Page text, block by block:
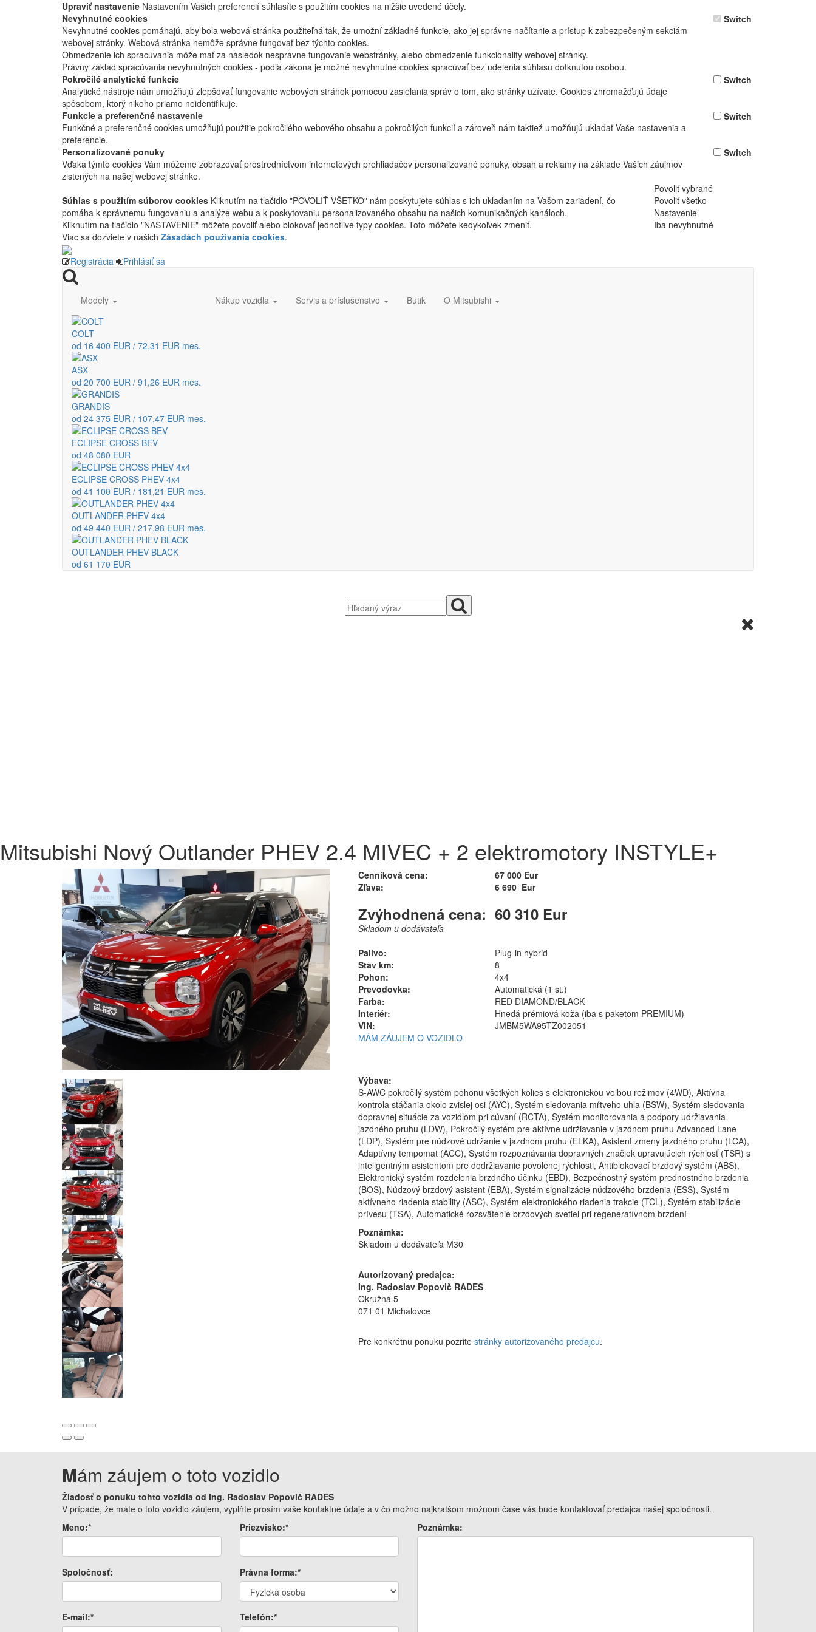
Upraviť nastavenie Nastavením Vašich preferencií súhlasíte s použitím cookies na nižšie uvedené účely.
Nevyhnutné cookies
Nevyhnutné cookies pomáhajú, aby bola webová stránka použiteľná tak, že umožní základné funkcie, ako jej správne načítanie a prístup k zabezpečeným sekciám
webovej stránky. Webová stránka nemôže správne fungovať bez týchto cookies.
Obmedzenie ich spracúvania môže mať za následok nesprávne fungovanie webstránky, alebo obmedzenie funkcionality webovej stránky.
Právny základ spracúvania nevyhnutných cookies - podľa zákona je možné nevyhnutné cookies spracúvať bez udelenia súhlasu dotknutou osobou.
Switch
Pokročilé analytické funkcie
Analytické nástroje nám umožňujú zlepšovať fungovanie webových stránok pomocou zasielania správ o tom, ako stránky užívate. Cookies zhromažďujú údaje
spôsobom, ktorý nikoho priamo neidentifikuje.
Switch
Funkcie a preferenčné nastavenie
Funkčné a preferenčné cookies umožňujú použitie pokročilého webového obsahu a pokročilých funkcií a zároveň nám taktiež umožňujú ukladať Vaše nastavenia a
preferencie.
Switch
Personalizované ponuky
Vďaka týmto cookies Vám môžeme zobrazovať prostredníctvom internetových prehliadačov personalizované ponuky, obsah a reklamy na základe Vašich záujmov
zistených na našej webovej stránke.
Switch
Povoliť vybrané
Súhlas s použitím súborov cookies Kliknutím na tlačidlo "POVOLIŤ VŠETKO" nám poskytujete súhlas s ich ukladaním na Vašom zariadení, čo
pomáha k správnemu fungovaniu a analýze webu a k poskytovaniu personalizovaného obsahu na našich komunikačných kanáloch.
Kliknutím na tlačidlo "NASTAVENIE" môžete povoliť alebo blokovať jednotlivé typy cookies. Toto môžete kedykoľvek zmeniť.
Viac sa dozviete v našich Zásadách používania cookies.
Povoliť všetko
Nastavenie
Iba nevyhnutné
Registrácia Prihlásiť sa
Modely
COLT
od 16 400 EUR / 72,31 EUR mes.
ASX
od 20 700 EUR / 91,26 EUR mes.
GRANDIS
od 24 375 EUR / 107,47 EUR mes.
ECLIPSE CROSS BEV
od 48 080 EUR
ECLIPSE CROSS PHEV 4x4
od 41 100 EUR / 181,21 EUR mes.
OUTLANDER PHEV 4x4
od 49 440 EUR / 217,98 EUR mes.
OUTLANDER PHEV BLACK
od 61 170 EUR
Nákup vozidla Servis a príslušenstvo Butik O Mitsubishi
Mitsubishi Nový Outlander PHEV 2.4 MIVEC + 2 elektromotory INSTYLE+
Cenníková cena:
67 000 Eur
Zľava:
6 690 Eur
Zvýhodnená cena: 60 310 Eur
Skladom u dodávateľa
Palivo:
Plug-in hybrid
Stav km:
8
Pohon:
4x4
Prevodovka:
Automatická (1 st.)
Farba:
RED DIAMOND/BLACK
Interiér:
Hnedá prémiová koža (iba s paketom PREMIUM)
VIN:
JMBM5WA95TZ002051
MÁM ZÁUJEM O VOZIDLO
Výbava:
S-AWC pokročilý systém pohonu všetkých kolies s elektronickou voľbou režimov (4WD), Aktívna
kontrola stáčania okolo zvislej osi (AYC), Systém sledovania mŕtveho uhla (BSW), Systém sledovania
dopravnej situácie za vozidlom pri cúvaní (RCTA), Systém monitorovania a podpory udržiavania
jazdného pruhu (LDW), Pokročilý systém pre aktívne udržiavanie v jazdnom pruhu Advanced Lane
(LDP), Systém pre núdzové udržanie v jazdnom pruhu (ELKA), Asistent zmeny jazdného pruhu (LCA),
Adaptívny tempomat (ACC), Systém rozpoznávania dopravných značiek upravujúcich rýchlosť (TSR) s
inteligentným asistentom pre dodržiavanie povolenej rýchlosti, Antiblokovací brzdový systém (ABS),
Elektronický systém rozdelenia brzdného účinku (EBD), Bezpečnostný systém prednostného brzdenia
(BOS), Núdzový brzdový asistent (EBA), Systém signalizácie núdzového brzdenia (ESS), Systém
aktívneho riadenia stability (ASC), Systém elektronického riadenia trakcie (TCL), Systém stabilizácie
prívesu (TSA), Automatické rozsvätenie brzdových svetiel pri regeneratívnom brzdení
Poznámka:
Skladom u dodávateľa M30
Autorizovaný predajca:
Ing. Radoslav Popovič RADES
Okružná 5
071 01 Michalovce
Pre konkrétnu ponuku pozrite stránky autorizovaného predajcu.
Mám záujem o toto vozidlo
Žiadosť o ponuku tohto vozidla od Ing. Radoslav Popovič RADES
V prípade, že máte o toto vozidlo záujem, vyplňte prosím vaše kontaktné údaje a v čo možno najkratšom možnom čase vás bude kontaktovať predajca našej spoločnosti.
Meno:*
Priezvisko:*
Spoločnosť: Právna forma:*
E-mail:* Telefón:*
Poznámka: